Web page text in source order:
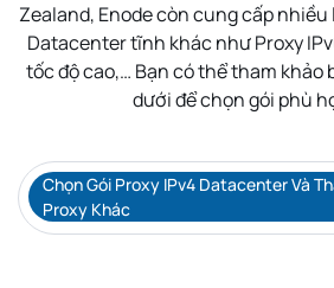
Zealand, Enode còn cung cấp
Datacenter tĩnh khác như Proxy
tốc độ cao,… Bạn có thể tham khảo
dưới để chọn gói phù
Chọn Gói Proxy IPv4 Datacenter Và
Proxy Khác